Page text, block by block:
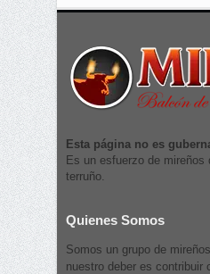
Esta página no es
Es un esfuerzo de mireños
terruño.
Quienes Somos
Somos un grupo de
nuestro deber es contribuir